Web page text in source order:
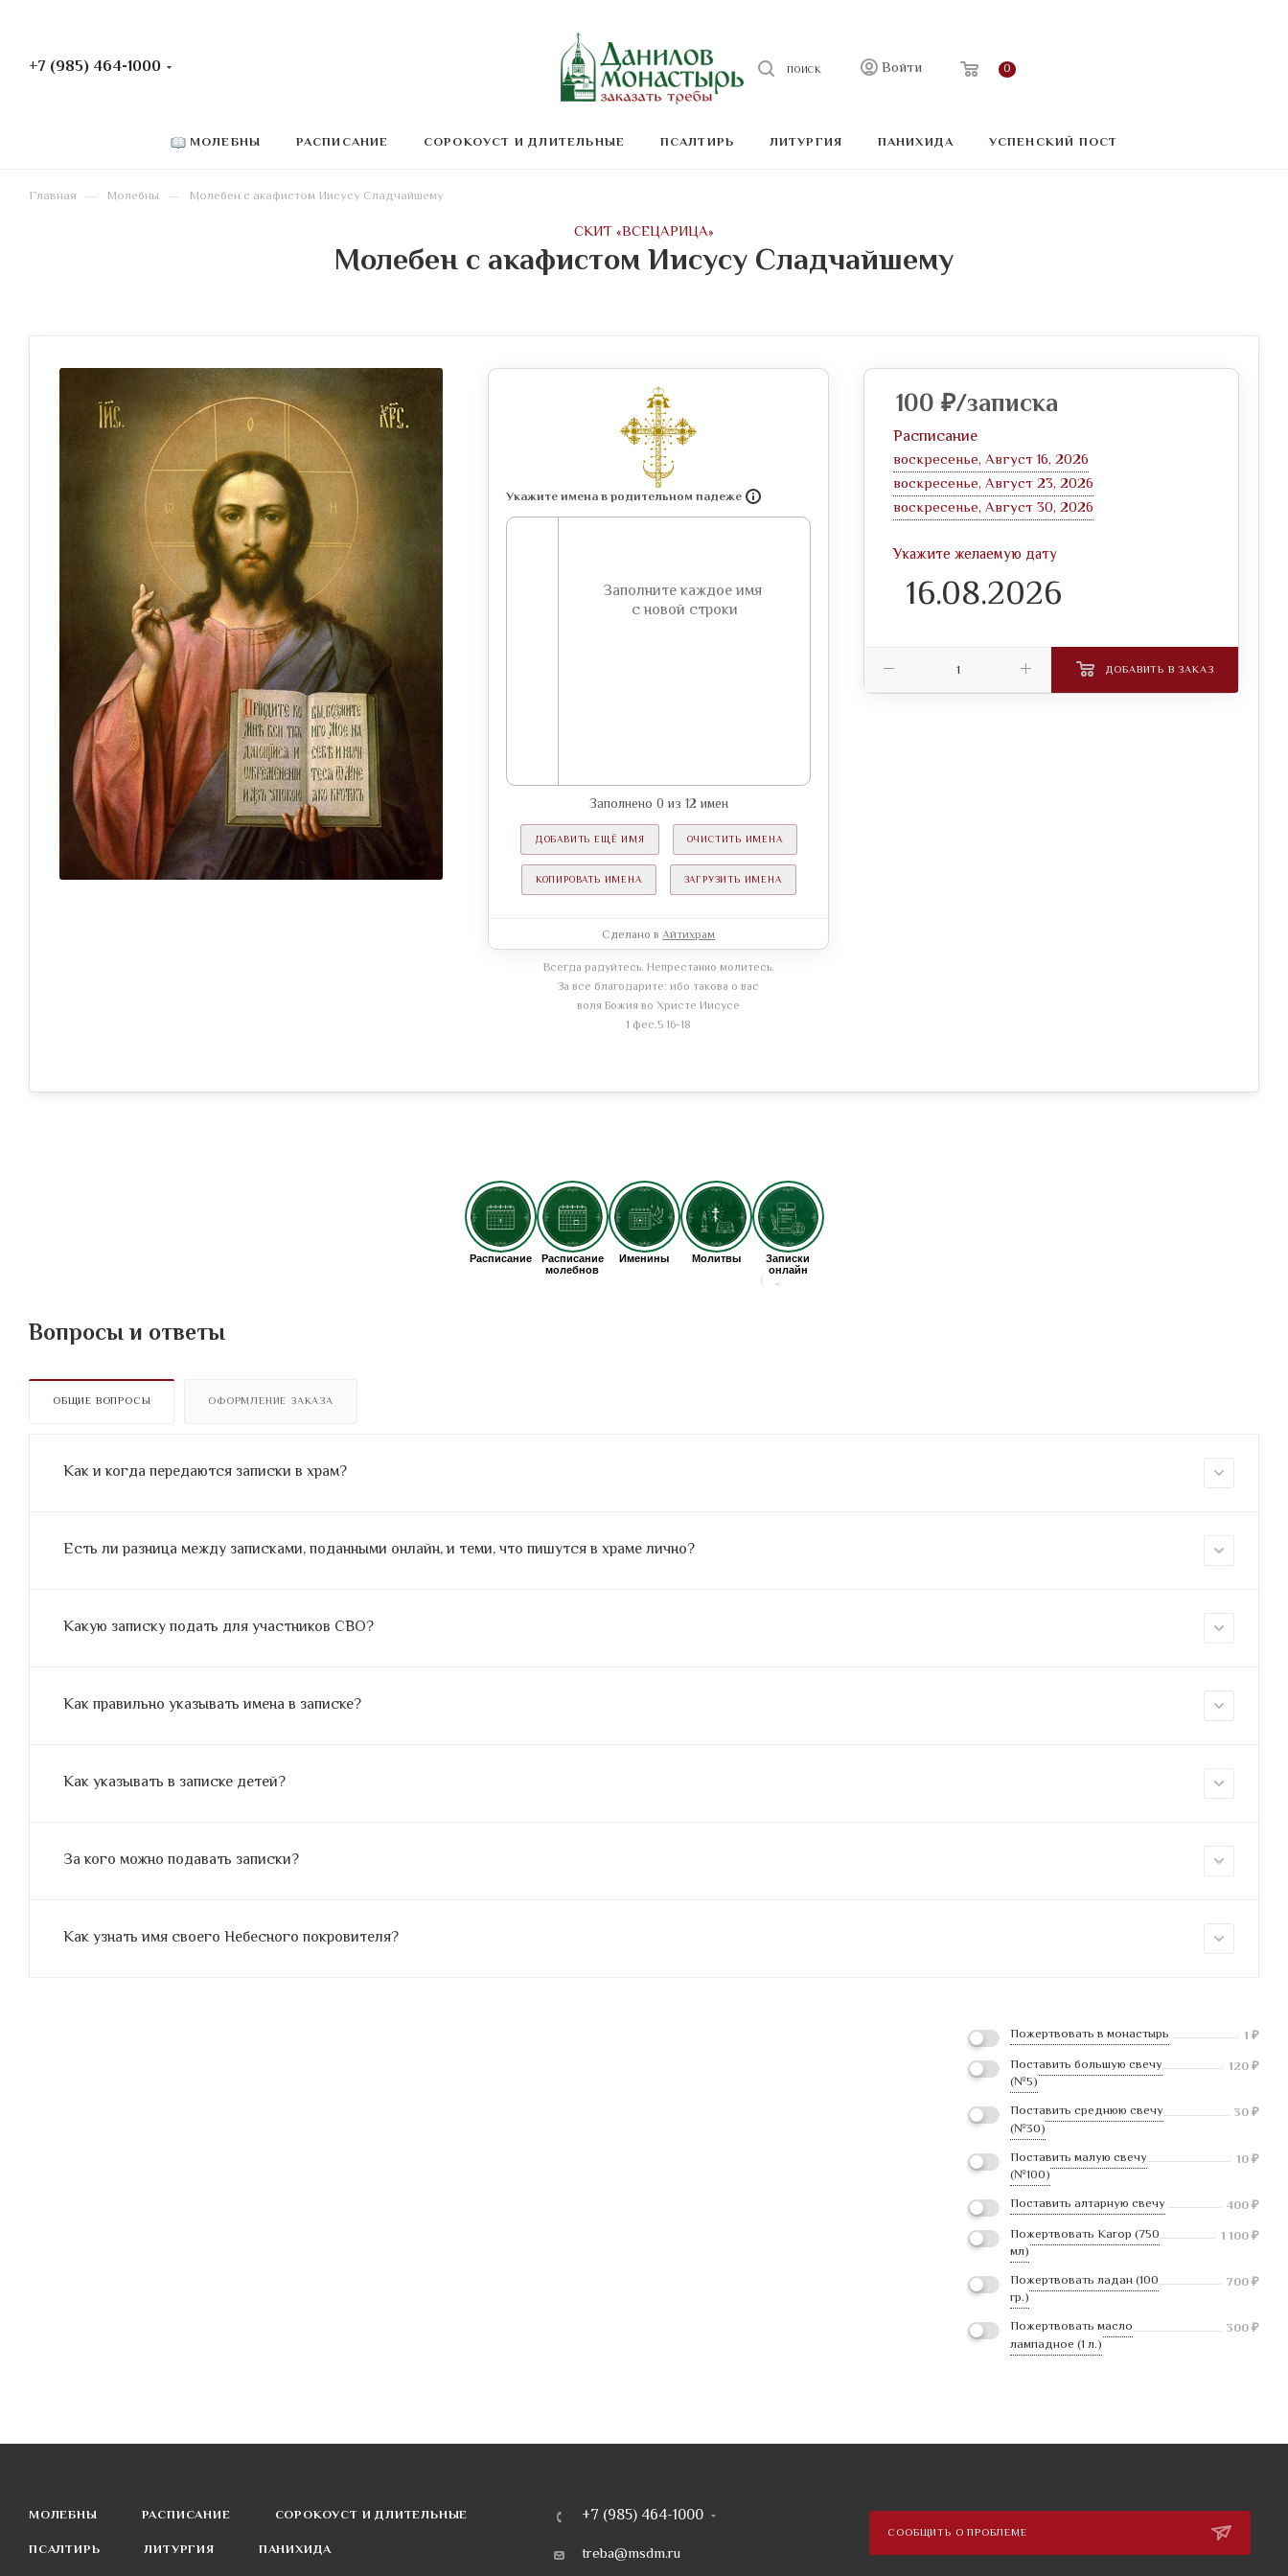
+7 (985) 464-1000 ПОИСК Войти 0
МОЛЕБНЫ РАСПИСАНИЕ СОРОКОУСТ И ДЛИТЕЛЬНЫЕ ПСАЛТИРЬ ЛИТУРГИЯ ПАНИХИДА УСПЕНСКИЙ ПОСТ
Главная — Молебны — Молебен c акафистом Иисусу Сладчайшему
CКИТ «ВСЕЦАРИЦА»
Молебен c акафистом Иисусу Сладчайшему
Укажите имена в родительном падеже
Заполнено 0 из 12 имен
ДОБАВИТЬ ЕЩЁ ИМЯ ОЧИСТИТЬ ИМЕНА
КОПИРОВАТЬ ИМЕНА ЗАГРУЗИТЬ ИМЕНА
Сделано вАйтихрам
Всегда радуйтесь. Непрестанно молитесь.
За все благодарите: ибо такова о вас
воля Божия во Христе Иисусе
1 фес.5 16-18
100 ₽/записка
Расписание
воскресенье, Август 16, 2026
воскресенье, Август 23, 2026
воскресенье, Август 30, 2026
Укажите желаемую дату
ДОБАВИТЬ В ЗАКАЗ
Вопросы и ответы
ОБЩИЕ ВОПРОСЫ ОФОРМЛЕНИЕ ЗАКАЗА
Как и когда передаются записки в храм?
Есть ли разница между записками, поданными онлайн, и теми, что пишутся в храме лично?
Какую записку подать для участников СВО?
Как правильно указывать имена в записке?
Как указывать в записке детей?
За кого можно подавать записки?
Как узнать имя своего Небесного покровителя?
Пожертвовать в монастырь 1 ₽
Поставить большую свечу
(№5)
120₽
Поставить среднюю свечу
(№30)
30₽
Поставить малую свечу
(№100)
10₽
Поставить алтарную свечу 400₽
Пожертвовать Кагор (750
мл)
1 100₽
Пожертвовать ладан (100
гр.)
700₽
Пожертвовать масло
лампадное (1 л.)
300₽
МОЛЕБНЫ РАСПИСАНИЕ
СОРОКОУСТ И ДЛИТЕЛЬНЫЕ
ПСАЛТИРЬ
ЛИТУРГИЯ
ПАНИХИДА
+7 (985) 464-1000
treba@msdm.ru
СООБЩИТЬ О ПРОБЛЕМЕ